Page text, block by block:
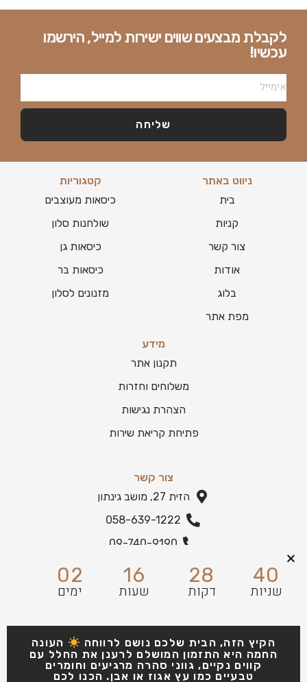
לקבלת מבצעים שווים ישירות למייל, הירשמו
עכשיו!
שליחה
ניווט באתר
בית
קניות
צור קשר
אודות
בלוג
מפת אתר
קטגוריות
כיסאות מעוצבים
שולחנות סלון
כיסאות גן
כיסאות בר
מזנונים לסלון
מידע
תקנון אתר
משלוחים וחזרות
הצהרת נגישות
פתיחת קריאת שירות
צור קשר
הזית 27, מושב גינתון
058-639-1222
09-740-9190
הצהרת נגישות
02
ימים
16
שעות
28
דקות
39
שניות
הקיץ הזה, הבית שלכם נושם לרווחה
העונה
החמה היא התזמון המושלם לרענן את החלל עם
קווים נקיים, גווני סהרה מרגיעים וחומרים
טבעיים כמו עץ אגוז או אבן. הכנו לכם